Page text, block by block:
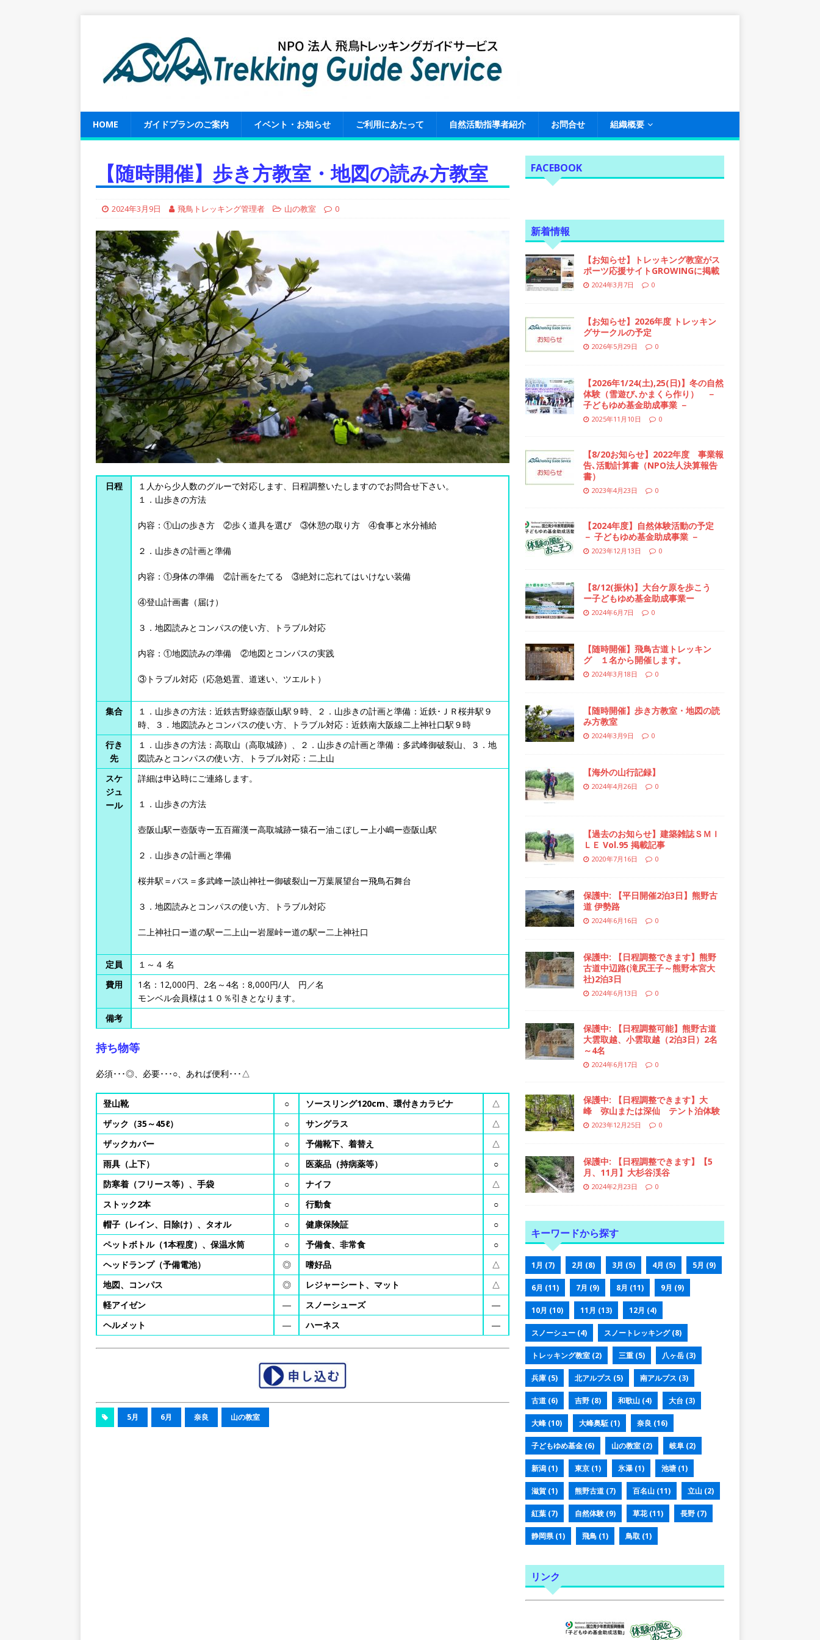
HOME ガイドプランのご案内 イベント・お知らせ ご利用にあたって 自然活動指導者紹介 お問合せ 組織概要
【随時開催】歩き方教室・地図の読み方教室
2024年3月9日 飛鳥トレッキング管理者 山の教室 0
日程
１人から少人数のグルーで対応します、日程調整いたしますのでお問合せ下さい。
１．山歩きの方法
内容：①山の歩き方 ②歩く道具を選び ③休憩の取り方 ④食事と水分補給
２．山歩きの計画と準備
内容：①身体の準備 ②計画をたてる ③絶対に忘れてはいけない装備
④登山計画書（届け）
３．地図読みとコンパスの使い方、トラブル対応
内容：①地図読みの準備 ②地図とコンパスの実践
③トラブル対応（応急処置、道迷い、ツエルト）
集合
１．山歩きの方法：近鉄吉野線壺阪山駅９時、２．山歩きの計画と準備：近鉄･ＪＲ桜井駅９
時、３．地図読みとコンパスの使い方、トラブル対応：近鉄南大阪線二上神社口駅９時
行き
先
１．山歩きの方法：高取山（高取城跡）、２．山歩きの計画と準備：多武峰御破裂山、３．地
図読みとコンパスの使い方、トラブル対応：二上山
スケ
ジュ
ール
詳細は申込時にご連絡します。
１．山歩きの方法
壺阪山駅ー壺阪寺ー五百羅漢ー高取城跡ー猿石ー油こぼしー上小嶋ー壺阪山駅
２．山歩きの計画と準備
桜井駅＝バス＝多武峰ー談山神社ー御破裂山ー万葉展望台ー飛鳥石舞台
３．地図読みとコンパスの使い方、トラブル対応
二上神社口ー道の駅ー二上山ー岩屋峠ー道の駅ー二上神社口
定員
１～４ 名
費用
1名：12,000円、2名～4名：8,000円/人 円／名
モンベル会員様は１０％引きとなります。
備考
持ち物等
必須･･･◎、必要･･･○、あれば便利･･･△
登山靴 ○ ソースリング120cm、環付きカラビナ
△
ザック（35～45ℓ）
○ サングラス
△
ザックカバー
○ 予備靴下、着替え
△
雨具（上下）
○ 医薬品（持病薬等）
○
防寒着（フリース等）、手袋
○ ナイフ
△
ストック2本
○ 行動食
○
帽子（レイン、日除け）、タオル
○ 健康保険証
○
ペットボトル（1本程度）、保温水筒
○ 予備食、非常食
○
ヘッドランプ（予備電池）
◎ 嗜好品
△
地図、コンパス
◎ レジャーシート、マット
△
軽アイゼン
― スノーシューズ
―
ヘルメット
― ハーネス ―
5月 6月 奈良 山の教室
FACEBOOK
新着情報
【お知らせ】トレッキング教室がス
ポーツ応援サイトGROWINGに掲載
2024年3月7日 0
【お知らせ】2026年度 トレッキン
グサークルの予定
2026年5月29日 0
【2026年1/24(土),25(日)】冬の自然
体験（雪遊び､かまくら作り） －
子どもゆめ基金助成事業 －
2025年11月10日 0
【8/20お知らせ】2022年度 事業報
告､活動計算書（NPO法人決算報告
書）
2023年4月23日 0
【2024年度】自然体験活動の予定
－ 子どもゆめ基金助成事業 －
2023年12月13日 0
【8/12(振休)】大台ケ原を歩こう
ー子どもゆめ基金助成事業ー
2024年6月7日 0
【随時開催】飛鳥古道トレッキン
グ １名から開催します。
2024年3月18日 0
【随時開催】歩き方教室・地図の読
み方教室
2024年3月9日 0
【海外の山行記録】
2024年4月26日 0
【過去のお知らせ】建築雑誌ＳＭＩ
ＬＥ Vol.95 掲載記事
2020年7月16日 0
保護中: 【平日開催2泊3日】熊野古
道 伊勢路
2024年6月16日 0
保護中: 【日程調整できます】熊野
古道中辺路(滝尻王子～熊野本宮大
社)2泊3日
2024年6月13日 0
保護中: 【日程調整可能】熊野古道
大雲取越、小雲取越（2泊3日）2名
～4名
2024年6月17日 0
保護中: 【日程調整できます】大
峰 弥山または深仙 テント泊体験
2023年12月25日 0
保護中: 【日程調整できます】【5
月、11月】大杉谷渓谷
2024年2月23日 0
キーワードから探す
1月 (7) 2月 (8) 3月 (5) 4月 (5) 5月 (9)
6月 (11) 7月 (9) 8月 (11) 9月 (9)
10月 (10) 11月 (13) 12月 (4)
スノーシュー(4) スノートレッキング(8)
トレッキング教室(2) 三重(5) 八ヶ岳(3)
兵庫(5) 北アルプス (5) 南アルプス (3)
古道(6) 吉野(8) 和歌山(4) 大台(3)
大峰(10) 大峰奥駈(1) 奈良 (16)
子どもゆめ基金(6) 山の教室(2) 岐阜(2)
新潟(1) 東京(1) 氷瀑(1) 池塘(1)
滋賀(1) 熊野古道(7) 百名山(11) 立山(2)
紅葉(7) 自然体験(9) 草花(11) 長野(7)
静岡県(1) 飛鳥(1) 鳥取(1)
リンク